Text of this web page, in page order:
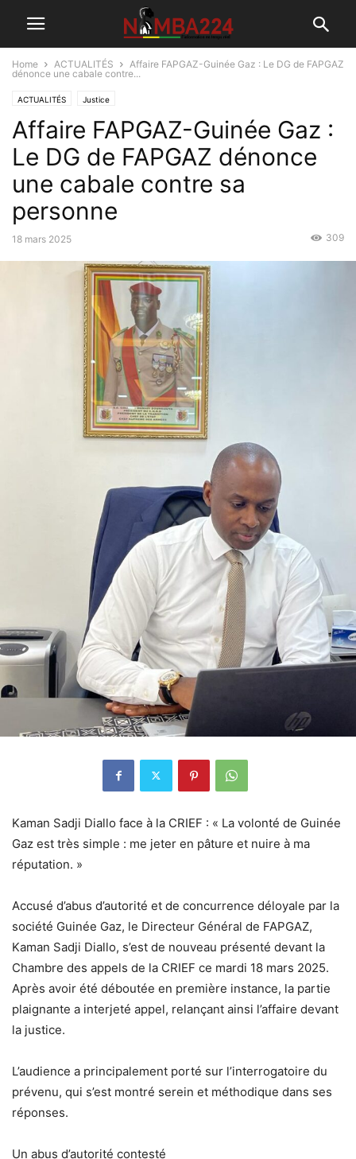
Home ACTUALITÉS
Affaire FAPGAZ-Guinée Gaz : Le DG de FAPGAZ
dénonce une cabale contre...
ACTUALITÉS Justice
Affaire FAPGAZ-Guinée Gaz :
Le DG de FAPGAZ dénonce
une cabale contre sa
personne
18 mars 2025 309
Kaman Sadji Diallo face à la CRIEF : « La volonté de Guinée
Gaz est très simple : me jeter en pâture et nuire à ma
réputation. »
Accusé d’abus d’autorité et de concurrence déloyale par la
société Guinée Gaz, le Directeur Général de FAPGAZ,
Kaman Sadji Diallo, s’est de nouveau présenté devant la
Chambre des appels de la CRIEF ce mardi 18 mars 2025.
Après avoir été déboutée en première instance, la partie
plaignante a interjeté appel, relançant ainsi l’affaire devant
la justice.
L’audience a principalement porté sur l’interrogatoire du
prévenu, qui s’est montré serein et méthodique dans ses
réponses.
Un abus d’autorité contesté